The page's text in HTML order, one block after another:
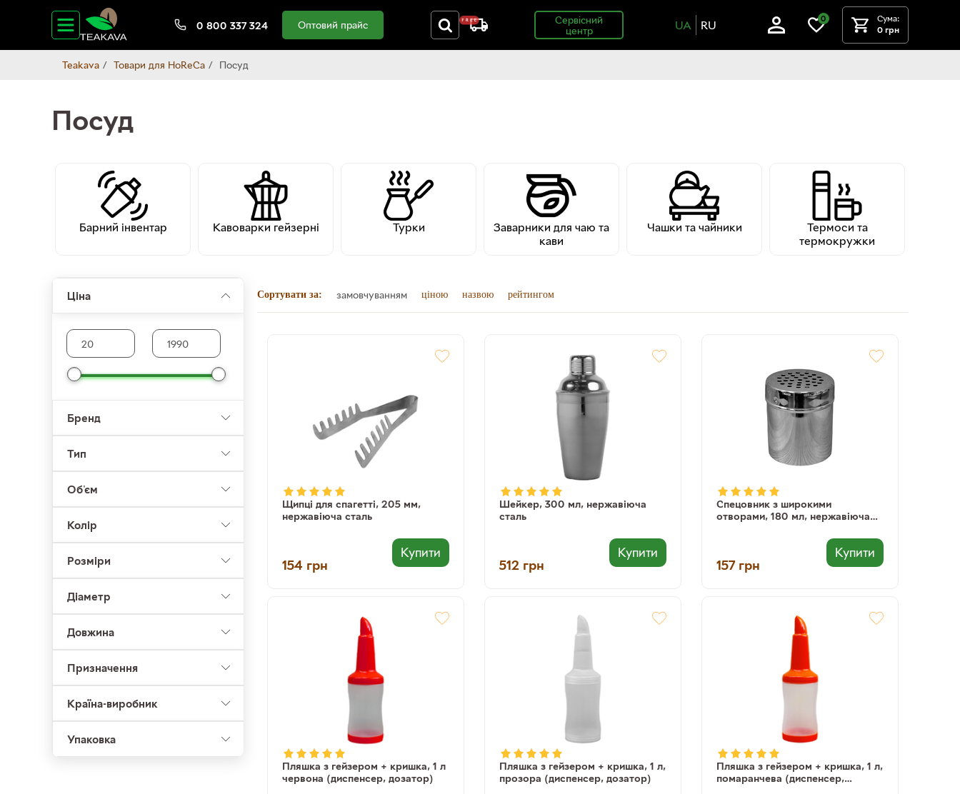
0 800 337 324 Оптовий прайс
Сервісний
центр
UA RU 0
Сума:
0 грн
Teakava Товари для HoReCa Посуд
Посуд
Барний інвентар Кавоварки гейзерні Турки
Заварники для чаю та
кави
Чашки та чайники
Термоси та
термокружки
Ціна
Бренд
Тип
Об'єм
Колір
Розміри
Діаметр
Довжина
Призначення
Країна-виробник
Упаковка
Сортувати за: замовчуванням ціною назвою рейтингом
Щипці для спагетті, 205 мм,
нержавіюча сталь
154 грн
Купити
Шейкер, 300 мл, нержавіюча
сталь
512 грн
Купити
Спецовник з широкими
отворами, 180 мл, нержавіюча
157 грн
Купити
Пляшка з гейзером + кришка, 1 л
червона (диспенсер, дозатор)
Пляшка з гейзером + кришка, 1 л,
прозора (диспенсер, дозатор)
Пляшка з гейзером + кришка, 1 л,
помаранчева (диспенсер,